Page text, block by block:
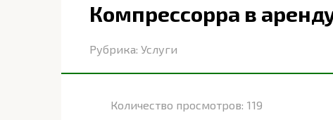
Компрессорра в
Рубрика: Услуги
Количество просмотров: 119